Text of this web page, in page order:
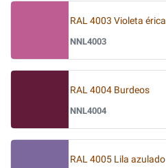
RAL 4003 Violeta érica
NNL4003
RAL 4004 Burdeos
NNL4004
RAL 4005 Lila azulado